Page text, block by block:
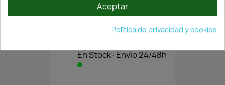
En Stock·Envío 24/48h
Aceptar
Política de privacidad y cookies